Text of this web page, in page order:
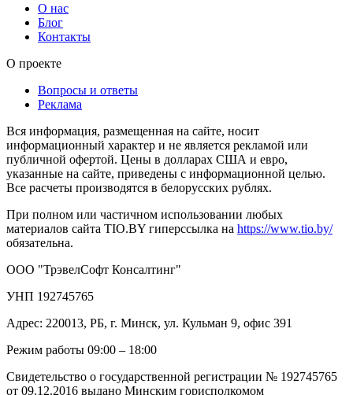
О нас
Блог
Контакты
О проекте
Вопросы и ответы
Реклама
Вся информация, размещенная на сайте, носит
информационный характер и не является рекламой или
публичной офертой. Цены в долларах США и евро,
указанные на сайте, приведены с информационной целью.
Все расчеты производятся в белорусских рублях.
При полном или частичном использовании любых
материалов сайта TIO.BY гиперссылка на https://www.tio.by/
обязательна.
ООО "ТрэвелСофт Консалтинг"
УНП 192745765
Адрес: 220013, РБ, г. Минск, ул. Кульман 9, офис 391
Режим работы 09:00 – 18:00
Свидетельство о государственной регистрации № 192745765
от 09.12.2016 выдано Минским горисполкомом